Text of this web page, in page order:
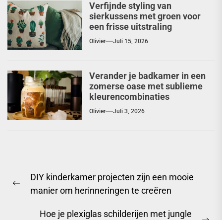
Verfijnde styling van
sierkussens met groen voor
een frisse uitstraling
Olivier Juli 15, 2026
Verander je badkamer in een
zomerse oase met sublieme
kleurencombinaties
Olivier Juli 3, 2026
Previous
DIY kinderkamer projecten zijn een mooie
manier om herinneringen te creëren
Hoe je plexiglas schilderijen met jungle